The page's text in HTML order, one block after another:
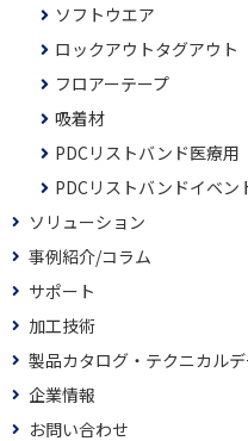
ソフトウエア
ロックアウトタグアウト
フロアーテープ
吸着材
PDCリストバンド医療用
PDCリストバンドイベン
ソリューション
事例紹介/コラム
サポート
加工技術
製品カタログ・テクニカル
企業情報
お問い合わせ